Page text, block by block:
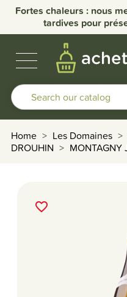
Fortes chaleurs : nous
tardives pourOUR
Home Les Domaines
DROUHIN
MONTAGNY
favorite_border